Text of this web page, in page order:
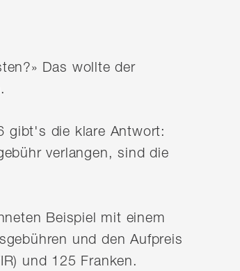
Das wollte der
gibt's die klare Antwort:
verlangen, sind die
Beispiel mit einem
und den Aufpreis
und 125 Franken.